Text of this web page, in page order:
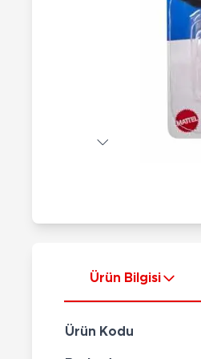
Ürün Bilgisi
Ürün Kodu